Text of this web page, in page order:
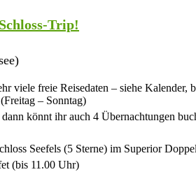
Trip!
viele freie Reisedaten – siehe Kalender,
– Sonntag)
könnt ihr auch 4 Übernachtungen
Seefels (5 Sterne) im Superior
(bis 11.00 Uhr)